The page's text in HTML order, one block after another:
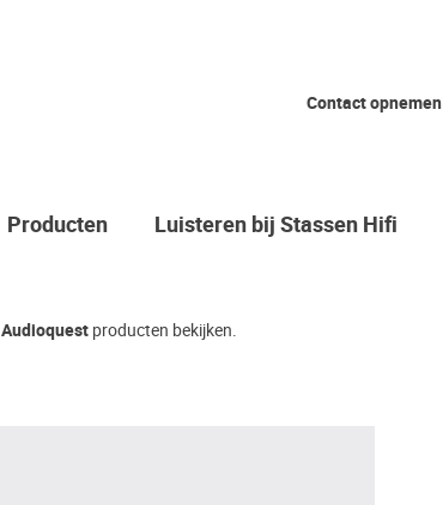
Contact opnemen
Producten Luisteren bij Stassen Hifi
Audioquest producten bekijken.